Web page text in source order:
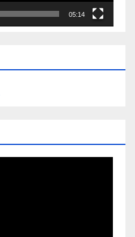
05:14